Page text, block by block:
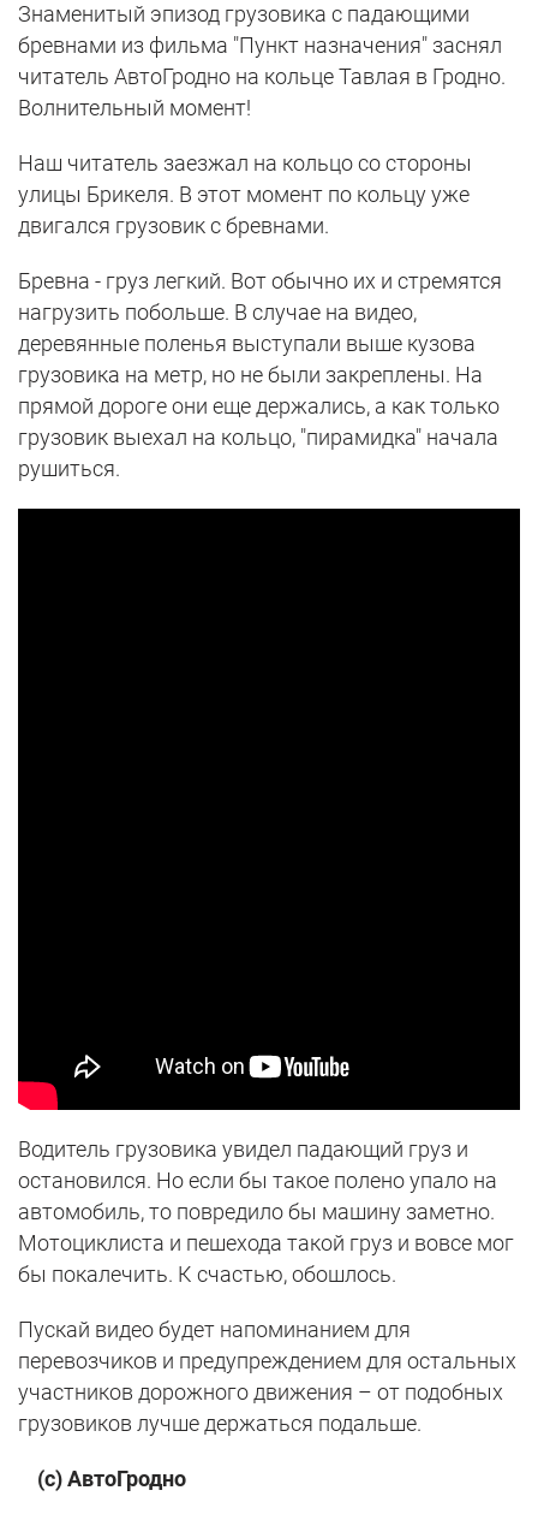
Знаменитый эпизод грузовика с падающими
бревнами из фильма "Пункт назначения" заснял
читатель АвтоГродно на кольце Тавлая в Гродно.
Волнительный момент!
Наш читатель заезжал на кольцо со стороны
улицы Брикеля. В этот момент по кольцу уже
двигался грузовик с бревнами.
Бревна - груз легкий. Вот обычно их и стремятся
нагрузить побольше. В случае на видео,
деревянные поленья выступали выше кузова
грузовика на метр, но не были закреплены. На
прямой дороге они еще держались, а как только
грузовик выехал на кольцо, "пирамидка" начала
рушиться.
Водитель грузовика увидел падающий груз и
остановился. Но если бы такое полено упало на
автомобиль, то повредило бы машину заметно.
Мотоциклиста и пешехода такой груз и вовсе мог
бы покалечить. К счастью, обошлось.
Пускай видео будет напоминанием для
перевозчиков и предупреждением для остальных
участников дорожного движения – от подобных
грузовиков лучше держаться подальше.
(с) АвтоГродно